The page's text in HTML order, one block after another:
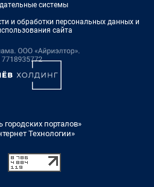
системы
и обработки персональных данных и
сайта
порталов»
Технологии»